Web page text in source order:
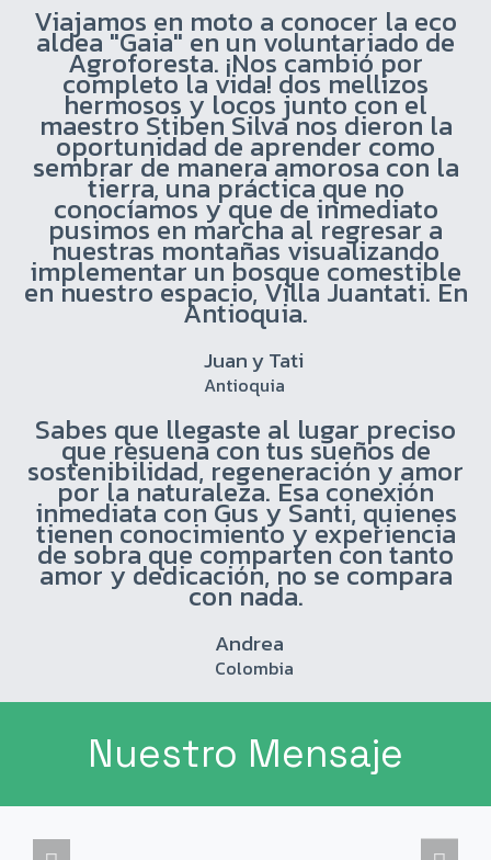
Viajamos en moto a conocer la eco
aldea "Gaia" en un voluntariado de
Agroforesta. ¡Nos cambió por
completo la vida! dos mellizos
hermosos y locos junto con el
maestro Stiben Silva nos dieron la
oportunidad de aprender como
sembrar de manera amorosa con la
tierra, una práctica que no
conocíamos y que de inmediato
pusimos en marcha al regresar a
nuestras montañas visualizando
implementar un bosque comestible
en nuestro espacio, Villa Juantati. En
Antioquia.
Juan y Tati
Antioquia
Sabes que llegaste al lugar preciso
que resuena con tus sueños de
sostenibilidad, regeneración y amor
por la naturaleza. Esa conexión
inmediata con Gus y Santi, quienes
tienen conocimiento y experiencia
de sobra que comparten con tanto
amor y dedicación, no se compara
con nada.
Andrea
Colombia
Nuestro Mensaje